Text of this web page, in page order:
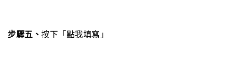
步驟五、 按下「點我填寫」